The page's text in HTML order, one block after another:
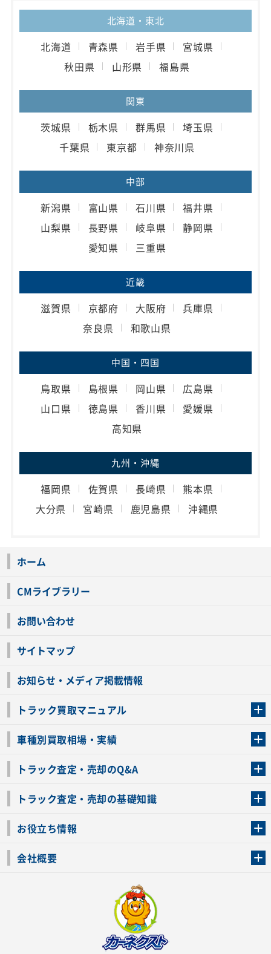
北海道・東北
北海道 青森県 岩手県
宮城県
秋田県
山形県 福島県
関東
茨城県 栃木県 群馬県
埼玉県
千葉県
東京都 神奈川県
中部
新潟県 富山県 石川県
福井県
山梨県
長野県 岐阜県
静岡県
愛知県
三重県
近畿
滋賀県 京都府 大阪府
兵庫県
奈良県
和歌山県
中国・四国
鳥取県 島根県 岡山県
広島県
山口県
徳島県 香川県
愛媛県
高知県
九州・沖縄
福岡県 佐賀県 長崎県
熊本県
大分県
宮崎県 鹿児島県 沖縄県
ホーム
CMライブラリー
お問い合わせ
サイトマップ
お知らせ・メディア掲載情報
トラック買取マニュアル
車種別買取相場・実績
トラック査定・売却のQ&A
トラック査定・売却の基礎知識
お役立ち情報
会社概要